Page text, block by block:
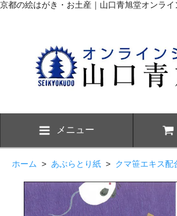
京都の絵はがき・お土産｜山口青旭堂オンライ
メニュー
ホーム > あぶらとり紙 > クマ笹エキス配